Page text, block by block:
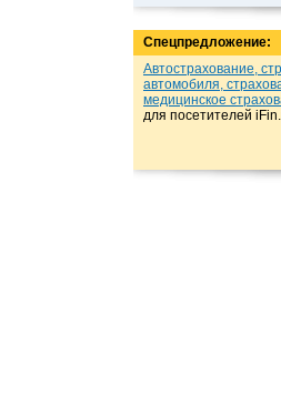
Спецпредложение:
Автострахование,
автомобиля,
медицинское
для посетителей